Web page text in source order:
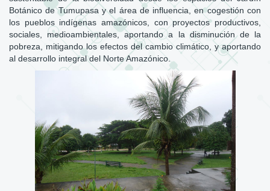
Botánico de Tumupasa y el área de influencia, en cogestión con
los pueblos indígenas amazónicos, con proyectos productivos,
sociales, medioambientales, aportando a la disminución de la
pobreza, mitigando los efectos del cambio climático, y aportando
al desarrollo integral del Norte Amazónico.